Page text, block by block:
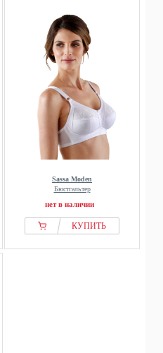
Sassa Moden
Бюстгальтер
нет в наличии
КУПИТЬ